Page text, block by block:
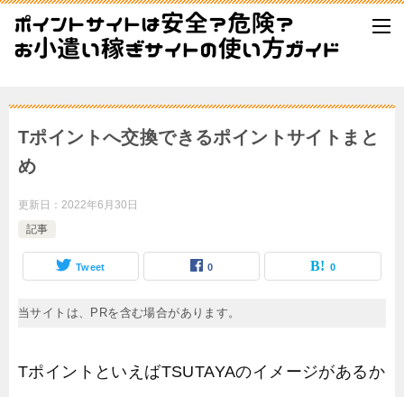
Tポイントへ交換できるポイントサイトまと
め
更新日： 2022年6月30日
記事
Tweet 0 0
当サイトは、PRを含む場合があります。
TポイントといえばTSUTAYAのイメージがあるか